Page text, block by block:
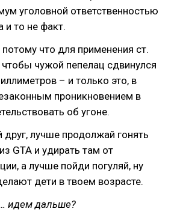
уголовной ответственностью
и то не факт.
что для применения ст.
чужой пепелац сдвинулся
– и только это, в
проникновением в
об угоне.
лучше продолжай гонять
GTA и удирать там от
а лучше пойди погуляй, ну
дети в твоем возрасте.
идем дальше?